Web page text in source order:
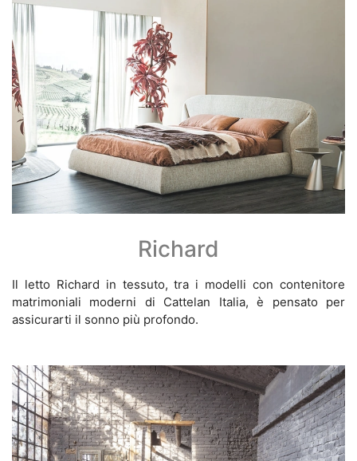
Richard
Il letto Richard in tessuto, tra i modelli con contenitore
matrimoniali moderni di Cattelan Italia, è pensato per
assicurarti il sonno più profondo.